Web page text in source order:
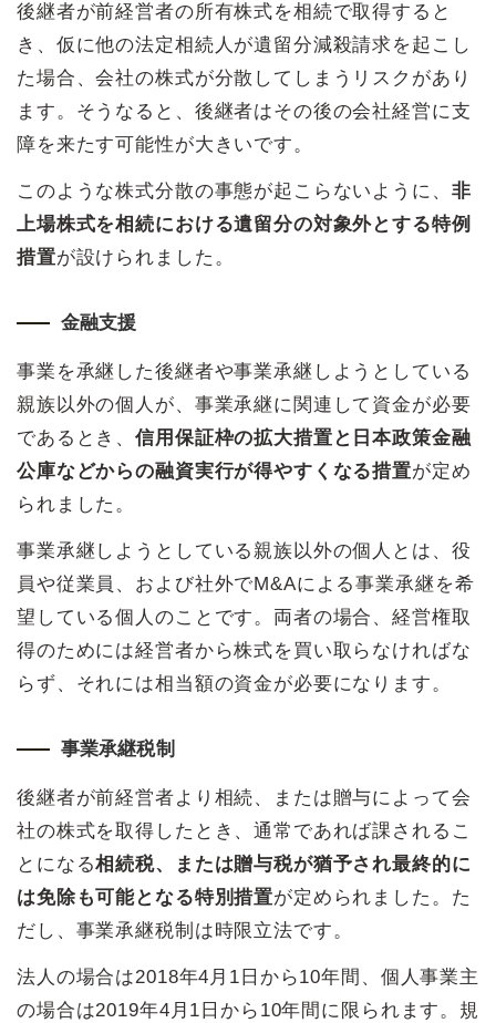
後継者が前経営者の所有株式を相続で取得すると
き、仮に他の法定相続人が遺留分減殺請求を起こし
た場合、会社の株式が分散してしまうリスクがあり
ます。そうなると、後継者はその後の会社経営に支
障を来たす可能性が大きいです。
このような株式分散の事態が起こらないように、 非
上場株式を相続における遺留分の対象外とする特例
措置が設けられました。
金融支援
事業を承継した後継者や事業承継しようとしている
親族以外の個人が、事業承継に関連して資金が必要
であるとき、信用保証枠の拡大措置と日本政策金融
公庫などからの融資実行が得やすくなる措置が定め
られました。
事業承継しようとしている親族以外の個人とは、役
員や従業員、および社外でM&Aによる事業承継を希
望している個人のことです。両者の場合、経営権取
得のためには経営者から株式を買い取らなければな
らず、それには相当額の資金が必要になります。
事業承継税制
後継者が前経営者より相続、または贈与によって会
社の株式を取得したとき、通常であれば課されるこ
とになる相続税、または贈与税が猶予され最終的に
は免除も可能となる特別措置が定められました。た
だし、事業承継税制は時限立法です。
法人の場合は2018年4月1日から10年間、個人事業主
の場合は2019年4月1日から10年間に限られます。規